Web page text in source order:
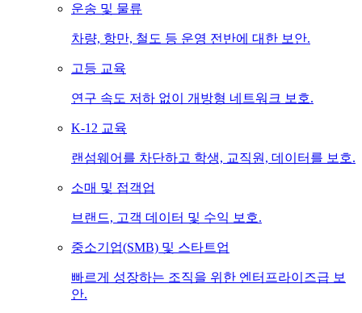
운송 및 물류
차량, 항만, 철도 등 운영 전반에 대한 보안.
고등 교육
연구 속도 저하 없이 개방형 네트워크 보호.
K-12 교육
랜섬웨어를 차단하고 학생, 교직원, 데이터를 보호.
소매 및 접객업
브랜드, 고객 데이터 및 수익 보호.
중소기업(SMB) 및 스타트업
빠르게 성장하는 조직을 위한 엔터프라이즈급 보
안.